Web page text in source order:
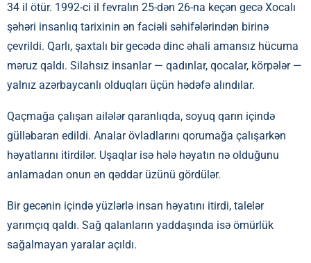
34 il ötür. 1992-ci il fevralın 25-dən 26-na keçən gecə Xocalı
şəhəri insanlıq tarixinin ən faciəli səhifələrindən birinə
çevrildi. Qarlı, şaxtalı bir gecədə dinc əhali amansız hücuma
məruz qaldı. Silahsız insanlar — qadınlar, qocalar, körpələr —
yalnız azərbaycanlı olduqları üçün hədəfə alındılar.
Qaçmağa çalışan ailələr qaranlıqda, soyuq qarın içində
gülləbaran edildi. Analar övladlarını qorumağa çalışarkən
həyatlarını itirdilər. Uşaqlar isə hələ həyatın nə olduğunu
anlamadan onun ən qəddar üzünü gördülər.
Bir gecənin içində yüzlərlə insan həyatını itirdi, talelər
yarımçıq qaldı. Sağ qalanların yaddaşında isə ömürlük
sağalmayan yaralar açıldı.